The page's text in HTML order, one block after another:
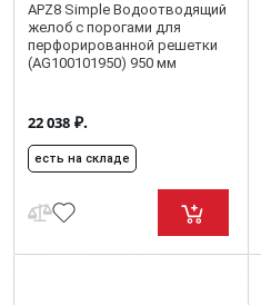
APZ8 Simple Водоотводящий
желоб с порогами для
перфорированной решетки
(AG100101950) 950 мм
22 038 ₽.
есть на складе